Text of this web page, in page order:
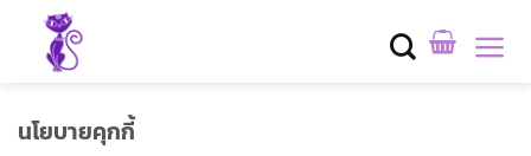
content
นโยบายคุกกี้